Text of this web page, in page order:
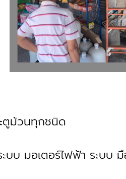
ตูม้วนทุกชนิด
บบ มอเตอร์ไฟฟ้า ระบบ